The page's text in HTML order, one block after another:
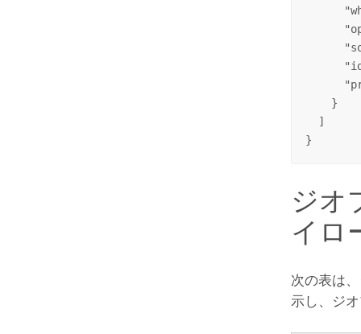
    }
  ]
}
ジオ
イロ
次の表は
示し、ジ